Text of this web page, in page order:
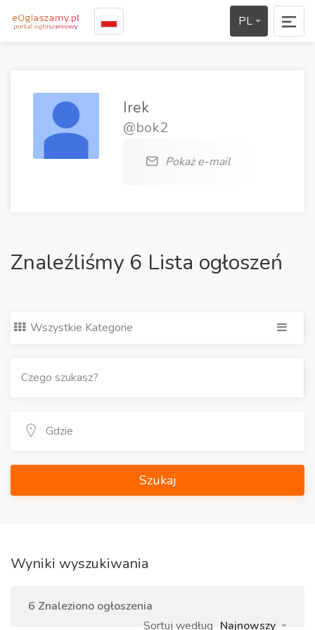
PL
Irek
@bok2
Pokaż e-mail
Znaleźliśmy 6 Lista ogłoszeń
Wszystkie Kategorie
Szukaj
Wyniki wyszukiwania
6 Znaleziono ogłoszenia
Sortuj według Najnowszy